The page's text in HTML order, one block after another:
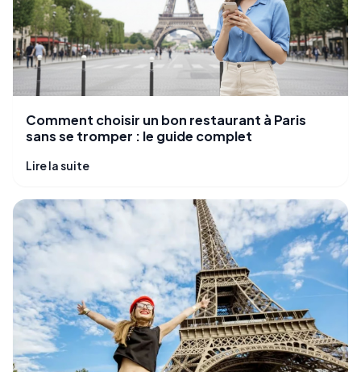
Comment choisir un bon restaurant à Paris
sans se tromper : le guide complet
Lire la suite